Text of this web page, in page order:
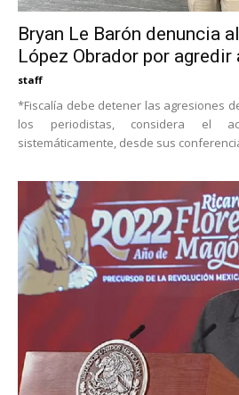
Bryan Le Barón denuncia
López Obrador por agredir
staff
*Fiscalía debe detener las agresiones
los periodistas, considera el
sistemáticamente, desde sus